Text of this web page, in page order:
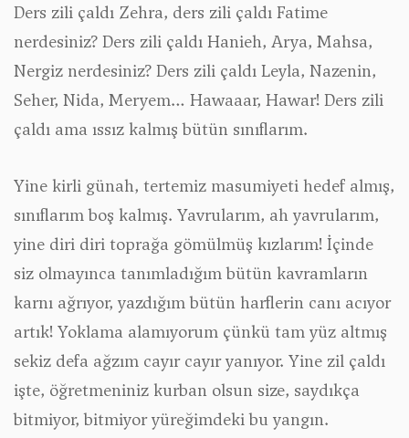
Ders zili çaldı Zehra, ders zili çaldı Fatime
nerdesiniz? Ders zili çaldı Hanieh, Arya, Mahsa,
Nergiz nerdesiniz? Ders zili çaldı Leyla, Nazenin,
Seher, Nida, Meryem… Hawaaar, Hawar! Ders zili
çaldı ama ıssız kalmış bütün sınıflarım.
Yine kirli günah, tertemiz masumiyeti hedef almış,
sınıflarım boş kalmış. Yavrularım, ah yavrularım,
yine diri diri toprağa gömülmüş kızlarım! İçinde
siz olmayınca tanımladığım bütün kavramların
karnı ağrıyor, yazdığım bütün harflerin canı acıyor
artık! Yoklama alamıyorum çünkü tam yüz altmış
sekiz defa ağzım cayır cayır yanıyor. Yine zil çaldı
işte, öğretmeniniz kurban olsun size, saydıkça
bitmiyor, bitmiyor yüreğimdeki bu yangın.